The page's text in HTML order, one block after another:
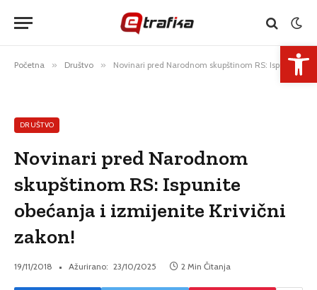
Početna » Društvo » Novinari pred Narodnom skupštinom RS: Ispunite obećanja i izmijenite Krivični zakon!
DRUŠTVO
Novinari pred Narodnom
skupštinom RS: Ispunite
obećanja i izmijenite Krivični
zakon!
19/11/2018 Ažurirano: 23/10/2025 2 Min Čitanja